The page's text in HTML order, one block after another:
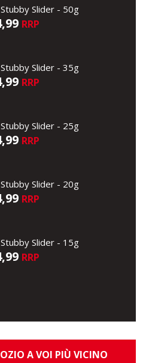
Slider - 50g
RRP
Slider - 35g
RRP
Slider - 25g
RRP
Slider - 20g
RRP
Slider - 15g
RRP
A VOI PIÙ VICINO